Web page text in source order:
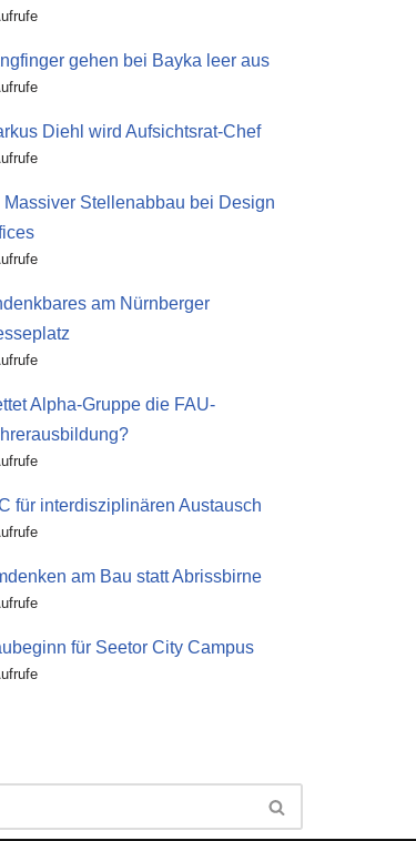
gehen bei Bayka leer aus
Diehl wird Aufsichtsrat-Chef
Massiver Stellenabbau bei Design
am Nürnberger
Alpha-Gruppe die FAU-
für interdisziplinären Austausch
am Bau statt Abrissbirne
für Seetor City Campus